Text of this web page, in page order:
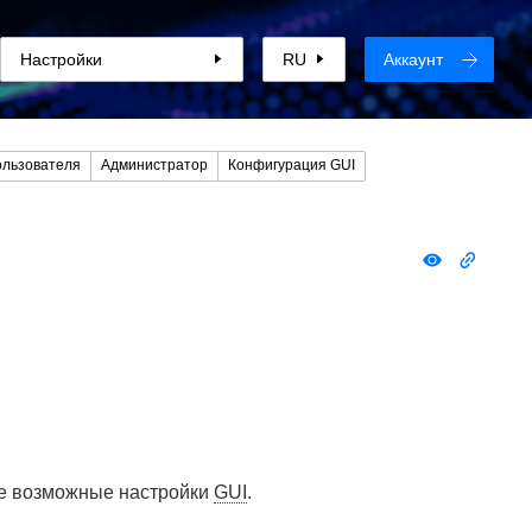
Настройки RU Аккаунт
Администратор Конфигурация GUI
возможные настройки GUI .